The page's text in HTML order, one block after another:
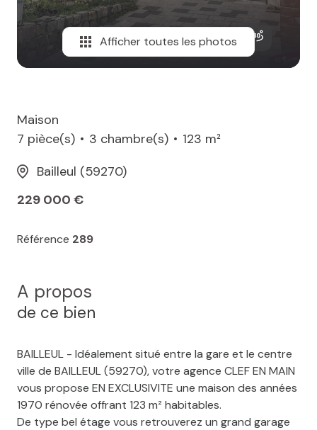
Afficher toutes les photos
Maison
7 pièce(s)
3 chambre(s)
123 m²
Bailleul (59270)
229 000 €
Référence 289
A propos
de ce bien
BAILLEUL - Idéalement situé entre la gare et le centre
ville de BAILLEUL (59270), votre agence CLEF EN MAIN
vous propose EN EXCLUSIVITE une maison des années
1970 rénovée offrant 123 m² habitables.
De type bel étage vous retrouverez un grand garage